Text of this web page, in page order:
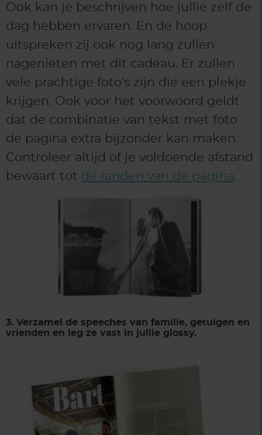
Ook kan je beschrijven hoe jullie zelf de
dag hebben ervaren. En de hoop
uitspreken zij ook nog lang zullen
nagenieten met dit cadeau. Er zullen
vele prachtige foto's zijn die een plekje
krijgen. Ook voor het voorwoord geldt
dat de combinatie van tekst met foto
de pagina extra bijzonder kan maken.
Controleer altijd of je voldoende afstand
bewaart tot de randen van de pagina.
3. Verzamel de speeches van familie, getuigen en
vrienden en leg ze vast in jullie glossy.